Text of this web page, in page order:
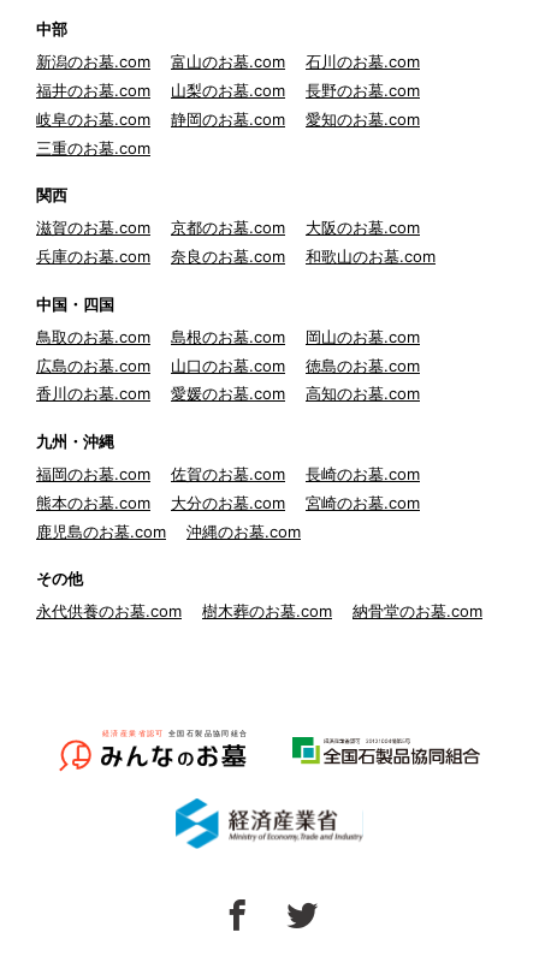
中部
新潟のお墓.com
富山のお墓.com
石川のお墓.com
福井のお墓.com
山梨のお墓.com
長野のお墓.com
岐阜のお墓.com
静岡のお墓.com
愛知のお墓.com
三重のお墓.com
関西
滋賀のお墓.com
京都のお墓.com
大阪のお墓.com
兵庫のお墓.com
奈良のお墓.com 和歌山のお墓.com
中国・四国
鳥取のお墓.com
島根のお墓.com
岡山のお墓.com
広島のお墓.com
山口のお墓.com
徳島のお墓.com
香川のお墓.com
愛媛のお墓.com 高知のお墓.com
九州・沖縄
福岡のお墓.com
佐賀のお墓.com
長崎のお墓.com
熊本のお墓.com
大分のお墓.com
宮崎のお墓.com
鹿児島のお墓.com
沖縄のお墓.com
その他
永代供養のお墓.com
樹木葬のお墓.com 納骨堂のお墓.com